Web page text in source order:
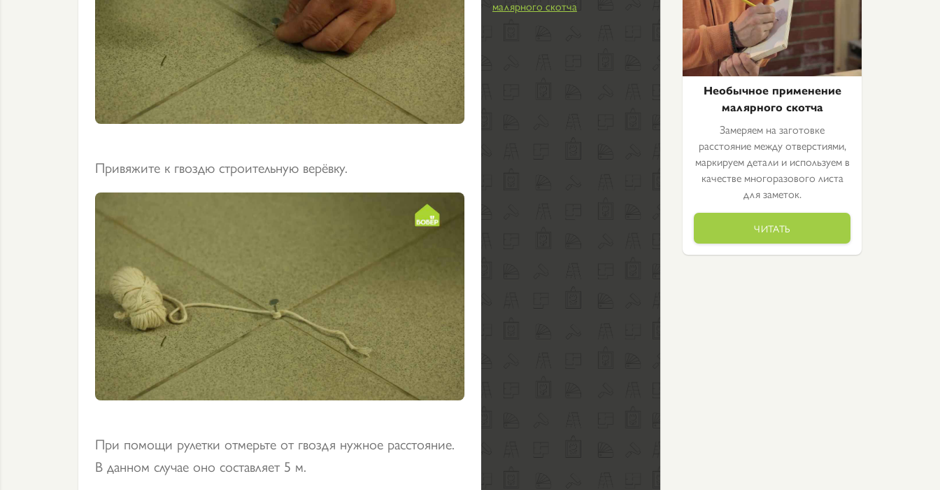
Привяжите к гвоздю строительную верёвку.
При помощи рулетки отмерьте от гвоздя нужное расстояние.
В данном случае оно составляет 5 м.
малярного скотча
Необычное применение
малярного скотча
Замеряем на заготовке
расстояние между отверстиями,
маркируем детали и используем в
качестве многоразового листа
для заметок.
ЧИТАТЬ